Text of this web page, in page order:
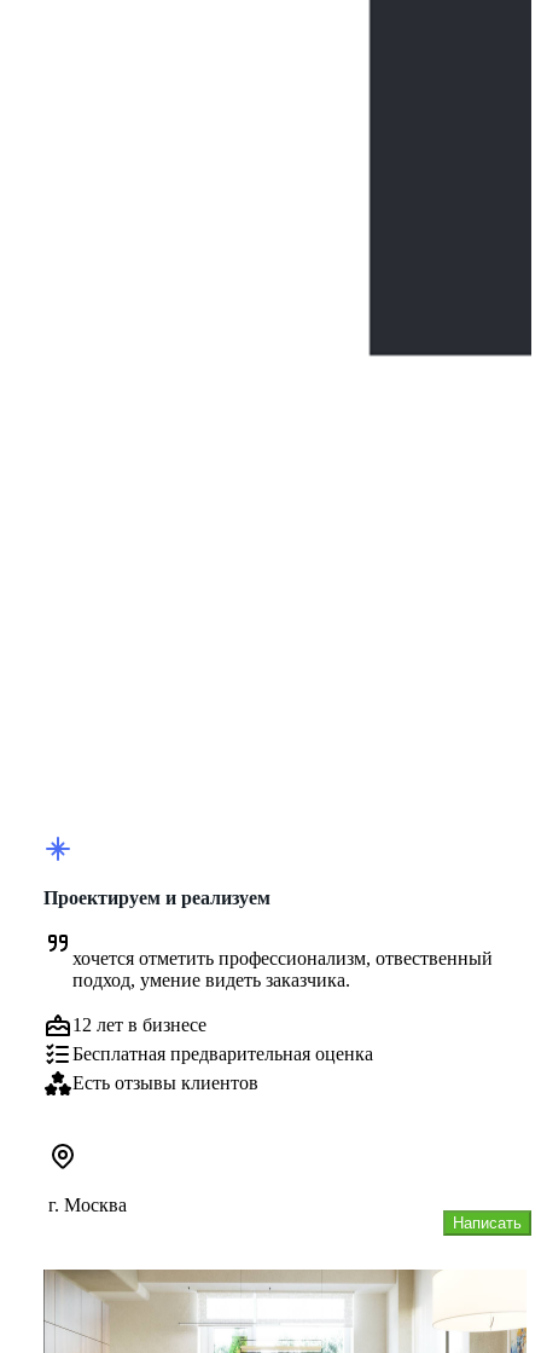
Проектируем и реализуем
хочется отметить профессионализм, отвественный
подход, умение видеть заказчика.
12 лет в бизнесе
Бесплатная предварительная оценка
Есть отзывы клиентов
Написать
г. Москва